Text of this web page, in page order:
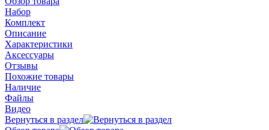
Набор
Комплект
Описание
Характеристики
Аксессуары
Отзывы
Похожие товары
Наличие
Файлы
Видео
Вернуться в раздел